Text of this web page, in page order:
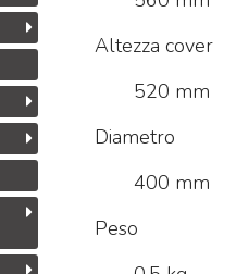
Altezza cover
520 mm
Diametro
400 mm
Peso